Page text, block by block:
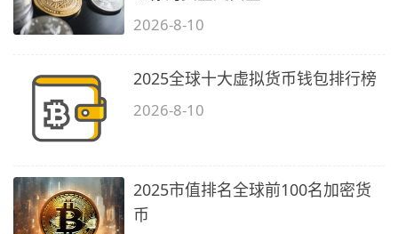
2026-8-10
2025全球十大虚拟货币钱包排行榜
2026-8-10
2025市值排名全球前100名加密货
币